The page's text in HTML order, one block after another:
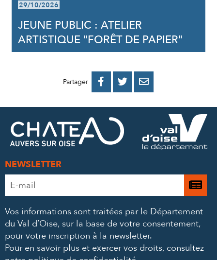
29/10/2026
JEUNE PUBLIC : ATELIER
ARTISTIQUE "FORÊT DE PAPIER"
Partager 
PARTAGER
FACEBOOK
PARTAGER
PARTAGER
MAIL
NEWSLETTER
Adresse
e-
*
Je
à
Vos informations sont traitées par le Département
du Val d’Oise, sur la base de votre consentement,
pour votre inscription à la newsletter.
Pour en savoir plus et exercer vos droits, consultez